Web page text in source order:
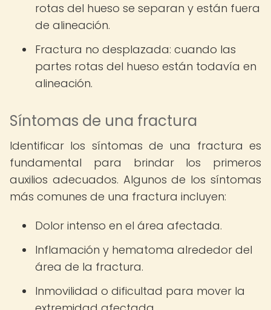
rotas del hueso se separan y están fuera
de alineación.
Fractura no desplazada: cuando las
partes rotas del hueso están todavía en
alineación.
Síntomas de una fractura
Identificar los síntomas de una fractura es
fundamental para brindar los primeros
auxilios adecuados. Algunos de los síntomas
más comunes de una fractura incluyen:
Dolor intenso en el área afectada.
Inflamación y hematoma alrededor del
área de la fractura.
Inmovilidad o dificultad para mover la